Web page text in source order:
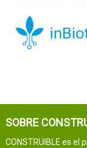
SOBRE
CONSTRUIBLE es